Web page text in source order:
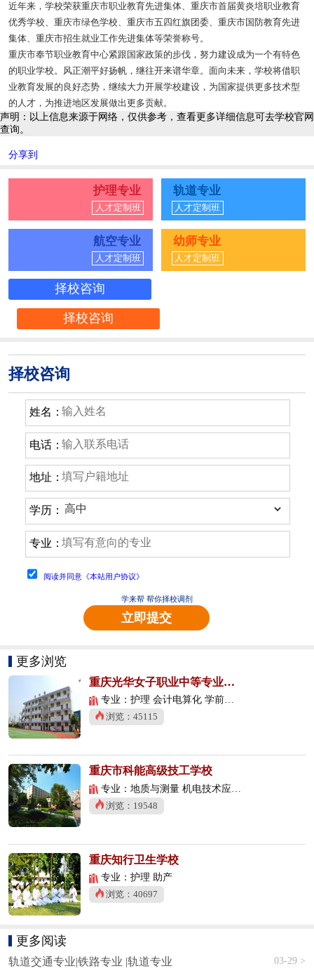
近年来，学校荣获重庆市职业教育先进集体、重庆市首届黄炎培职业教育
优秀学校、重庆市绿色学校、重庆市五四红旗团委、重庆市国防教育先进
集体、重庆市招生就业工作先进集体等荣誉称号。
重庆市奉节职业教育中心紧跟国家政策的步伐，努力建设成为一个有特色
的职业学校。风正潮平好扬帆，继往开来谱华章。面向未来，学校将借职
业教育发展的良好态势，继续大力开展学校建设，为国家提供更多技术型
的人才，为推进地区发展做出更多贡献。
声明：以上信息来源于网络，仅供参考，查看更多详细信息可去学校官网
查询。
分享到
护理专业
人才定制班
轨道专业
人才定制班
航空专业
人才定制班
幼师专业
人才定制班
择校咨询
择校咨询
择校咨询
姓名：
电话：
地址：
学历：
专业：
阅读并同意《本站用户协议》
学来帮 帮你择校调剂
立即提交
更多浏览
重庆光华女子职业中等专业学校
专业：护理 会计电算化 学前教育
浏览：45115
重庆市科能高级技工学校
专业：地质与测量 机电技术应用 数控技术应用
浏览：19548
重庆知行卫生学校
专业：护理 助产
浏览：40697
更多阅读
轨道交通专业|铁路专业 |轨道专业 03-29 >